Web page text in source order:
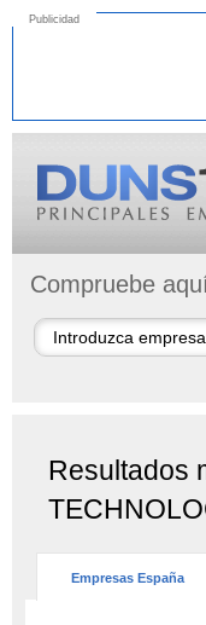
Publicidad
Compruebe
Resultados
Empresas España